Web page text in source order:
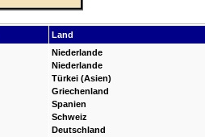
Land
Niederlande
Niederlande
Türkei (Asien)
Griechenland
Spanien
Schweiz
Deutschland